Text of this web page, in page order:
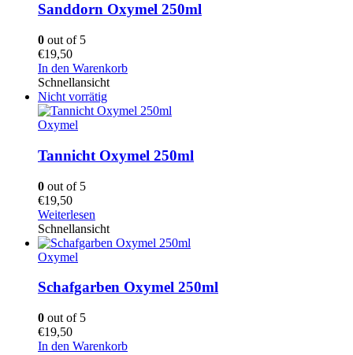
Sanddorn Oxymel 250ml
0 out of 5
€19,50
In den Warenkorb
Schnellansicht
Nicht vorrätig
Oxymel
Tannicht Oxymel 250ml
0 out of 5
€19,50
Weiterlesen
Schnellansicht
Oxymel
Schafgarben Oxymel 250ml
0 out of 5
€19,50
In den Warenkorb